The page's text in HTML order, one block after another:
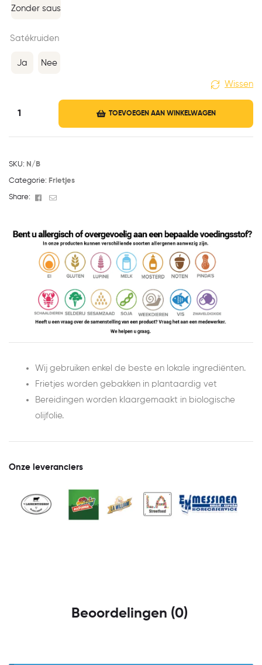
Zonder saus
Satékruiden
Ja Nee
Wissen
TOEVOEGEN AAN WINKELWAGEN
SKU: N/B
Categorie: Frietjes
Share: Facebook
Email
Wij gebruiken enkel de beste en lokale ingrediënten.
Frietjes worden gebakken in plantaardig vet
Bereidingen worden klaargemaakt in biologische
olijfolie.
Onze leveranciers
Beoordelingen (0)